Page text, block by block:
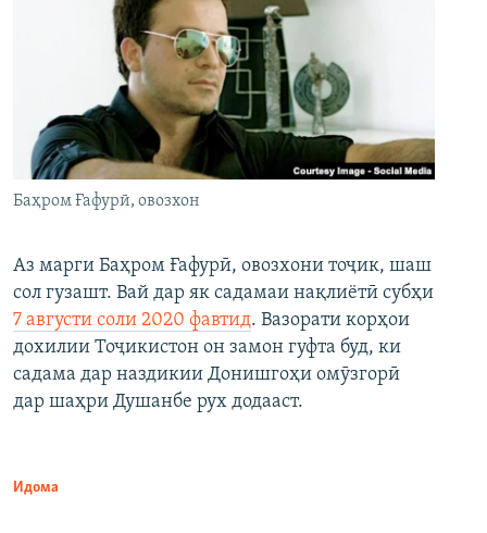
Баҳром Ғафурӣ, овозхон
Аз марги Баҳром Ғафурӣ, овозхони тоҷик, шаш
сол гузашт. Вай дар як садамаи нақлиётӣ субҳи
7 августи соли 2020 фавтид. Вазорати корҳои
дохилии Тоҷикистон он замон гуфта буд, ки
садама дар наздикии Донишгоҳи омӯзгорӣ
дар шаҳри Душанбе рух додааст.
Идома